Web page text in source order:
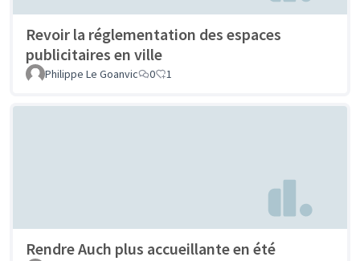
Revoir la réglementation des espaces
publicitaires en ville
Philippe Le Goanvic 0 1
Rendre Auch plus accueillante en été